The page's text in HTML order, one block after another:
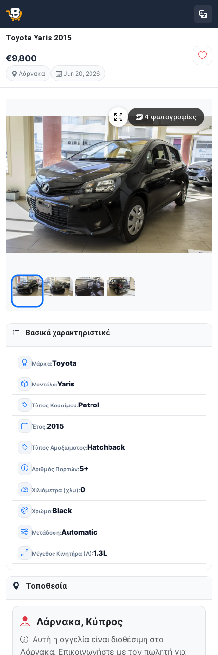
Toyota Yaris 2015
€9,800
Λάρνακα Jun 20, 2026
4 φωτογραφίες
Βασικά χαρακτηριστικά
Μάρκα Toyota
Μοντέλο Yaris
Τύπος Καυσίμου Petrol
Έτος 2015
Τύπος Αμαξώματος Hatchback
Αριθμός Πορτών 5+
Χιλιόμετρα (χλμ) 0
Χρώμα Black
Μετάδοση Automatic
Μέγεθος Κινητήρα (Λ) 1.3L
Τοποθεσία
Λάρνακα, Κύπρος
Αυτή η αγγελία είναι διαθέσιμη στο
Λάρνακα. Επικοινωνήστε με τον πωλητή για